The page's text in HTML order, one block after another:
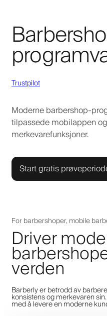
Trustpilot
Moderne barbershop-
tilpassede mobilappen
merkevarefunksjoner.
Start gratis
For barbershoper, mobile
Driver
verden
Barberly er betrodd av
konsistens og merkevaren
med å levere en moderne